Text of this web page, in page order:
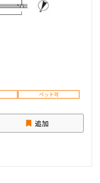
ペット可
追加